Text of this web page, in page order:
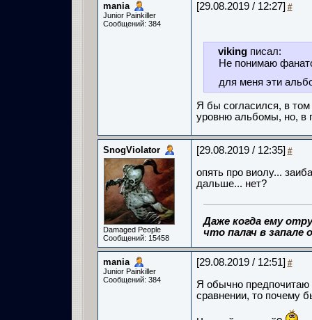
mania
Junior Painkiller
Сообщений: 384
[29.08.2019 / 12:27] #
vikingписал:
Не понимаю
для меня эти
Я бы согласился, в
уровню альбомы, но, в
SnogViolator
Damaged People
Сообщений: 15458
[29.08.2019 / 12:35] #
опять про виолу...
дальше... нет?
Даже когда ему
что палач в запале
mania
Junior Painkiller
Сообщений: 384
[29.08.2019 / 12:51] #
Я обычно
сравнении, то почему